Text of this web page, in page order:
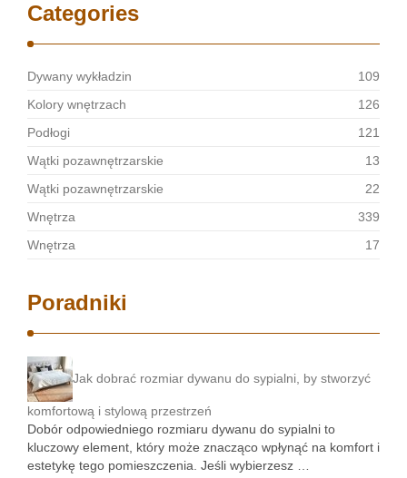
Categories
Dywany wykładzin
109
Kolory wnętrzach
126
Podłogi
121
Wątki pozawnętrzarskie
13
Wątki pozawnętrzarskie
22
Wnętrza
339
Wnętrza
17
Poradniki
Jak dobrać rozmiar dywanu do sypialni, by stworzyć
komfortową i stylową przestrzeń
Dobór odpowiedniego rozmiaru dywanu do sypialni to
kluczowy element, który może znacząco wpłynąć na komfort i
estetykę tego pomieszczenia. Jeśli wybierzesz …